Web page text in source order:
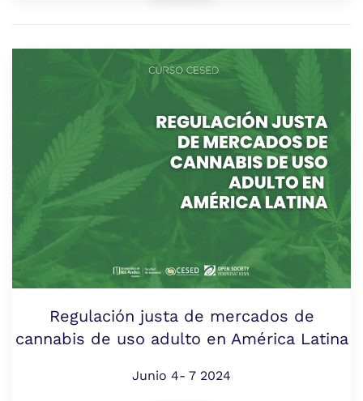
Regulación justa de mercados de
cannabis de uso adulto en América Latina
Junio 4- 7 2024